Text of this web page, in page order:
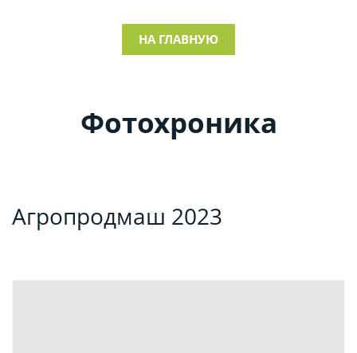
НА ГЛАВНУЮ
Фотохроника
Агропродмаш 2023